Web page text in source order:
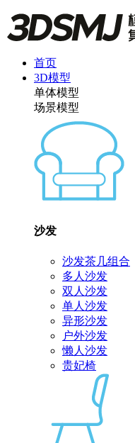
首页
3D模型
单体模型
场景模型
沙发
沙发茶几组合
多人沙发
双人沙发
单人沙发
异形沙发
户外沙发
懒人沙发
贵妃椅